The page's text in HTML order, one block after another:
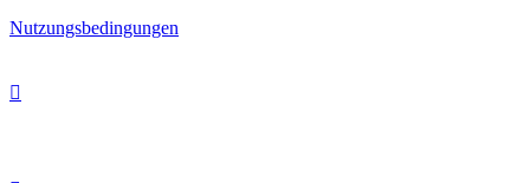
Nutzungsbedingungen